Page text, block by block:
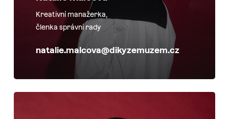
Kreativní manažerka,
členka správní rady
natalie.malcova@dikyzemuzem.cz